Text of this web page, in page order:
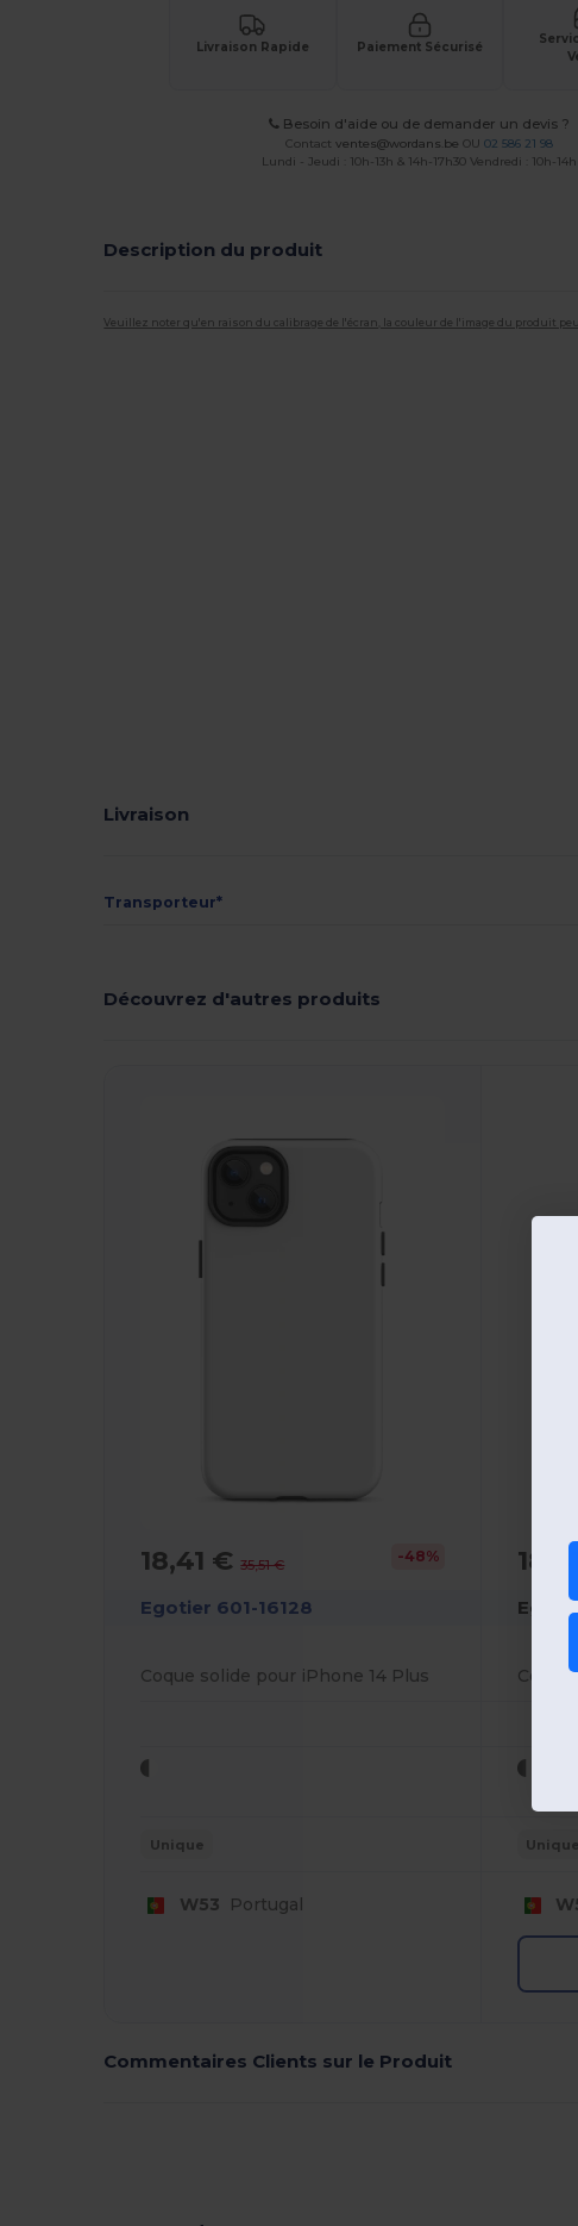
Livraison Rapide Paiement Sécurisé
Besoin d'aide ou de demander un devis ?
Contactventes@wordans.be OU02 586 21 98
Lundi - Jeudi : 10h-13h & 14h-17h30 Vendredi : 10h-14h
Description du produit
Veuillez noter qu'en raison du calibrage de l'écran, la couleur de l'image du produit
Livraison
Transporteur*
Découvrez d'autres produits
Personnalisez-
18,41 €35,51 € -48%
Egotier 601-16128
Coque solide pour iPhone 14 Plus
Unique
W53 Portugal
Unique
Commentaires Clients sur le Produit